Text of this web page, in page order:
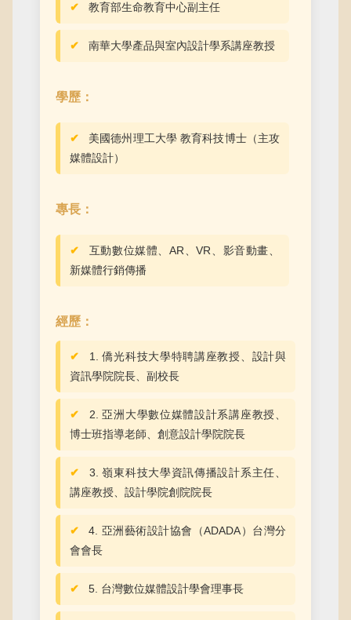
教育部生命教育中心副主任
南華大學產品與室內設計學系講座教授
學歷：
美國德州理工大學 教育科技博士（主攻
媒體設計）
專長：
互動數位媒體、AR、VR、影音動畫、
新媒體行銷傳播
經歷：
1. 僑光科技大學特聘講座教授、設計與
資訊學院院長、副校長
2. 亞洲大學數位媒體設計系講座教授、
博士班指導老師、創意設計學院院長
3. 嶺東科技大學資訊傳播設計系主任、
講座教授、設計學院創院院長
4. 亞洲藝術設計協會（ADADA）台灣分
會會長
5. 台灣數位媒體設計學會理事長